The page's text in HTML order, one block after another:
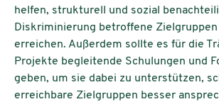
helfen, strukturell und sozial
Diskriminierung betroffene
erreichen. Außerdem sollte es für die
Projekte begleitende Schulungen und
geben, um sie dabei zu unterstützen,
erreichbare Zielgruppen besser